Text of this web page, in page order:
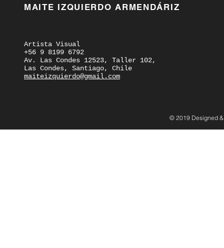
MAITE IZQUIERDO ARMENDÁRIZ
Artista Visual
+56 9 8199 6792
Av. Las Condes 12523, Taller 102,
Las Condes, Santiago, Chile
maiteizquierdo@gmail.com
© 2019 Designed